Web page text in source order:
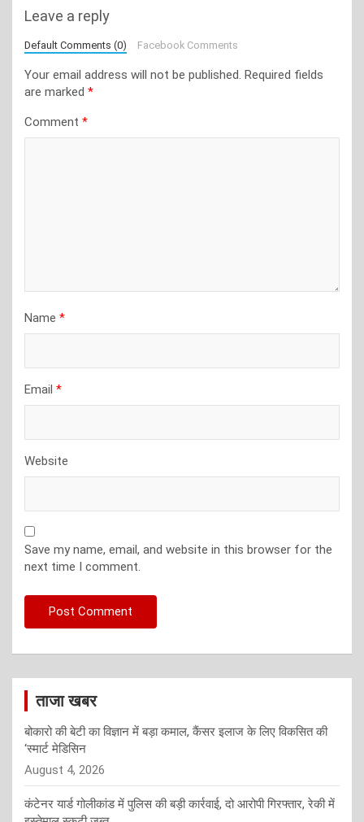
Leave a reply
Default Comments (0) Facebook Comments
Your email address will not be published. Required fields
are marked *
Comment *
Name *
Email *
Website
Save my name, email, and website in this browser for the
next time I comment.
ताजा खबर
बोकारो की बेटी का विज्ञान में बड़ा कमाल, कैंसर इलाज के लिए विकसित की
‘स्मार्ट मेडिसिन
August 4, 2026
कंटेनर यार्ड गोलीकांड में पुलिस की बड़ी कार्रवाई, दो आरोपी गिरफ्तार, रेकी में